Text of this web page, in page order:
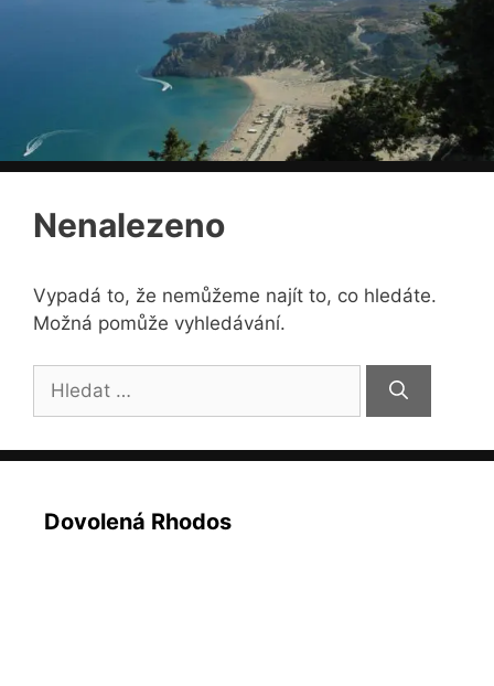
Nenalezeno
Vypadá to, že nemůžeme najít to, co hledáte.
Možná pomůže vyhledávání.
Hledat:
Dovolená Rhodos